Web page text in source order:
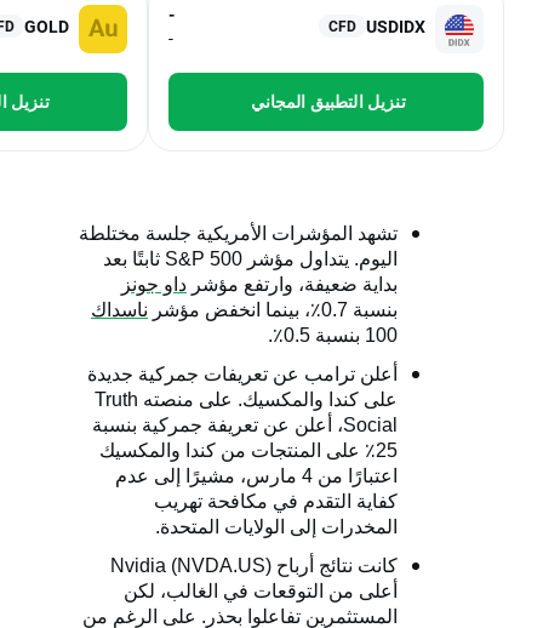
USDIDX
CFD
-
-
تنزيل التطبيق المجاني
GOLD
تنزيل
تشهد المؤشرات الأمريكية جلسة مختلطة
اليوم. يتداول مؤشر S&P 500 ثابتًا بعد
بداية ضعيفة، وارتفع مؤشر داو جونز
بنسبة 0.7٪، بينما انخفض مؤشر
ناسداك
100 بنسبة 0.5٪.
أعلن ترامب عن تعريفات جمركية جديدة
على كندا والمكسيك. على منصته Truth
Social، أعلن عن تعريفة جمركية بنسبة
25٪ على المنتجات من كندا والمكسيك
اعتبارًا من 4 مارس، مشيرًا إلى عدم
كفاية التقدم في مكافحة تهريب
المخدرات إلى الولايات المتحدة.
كانت نتائج أرباح Nvidia (NVDA.US)
أعلى من التوقعات في الغالب، لكن
المستثمرين تفاعلوا بحذر. على الرغم من